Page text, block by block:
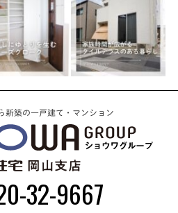
新築の一戸建て・マンション
32-9667